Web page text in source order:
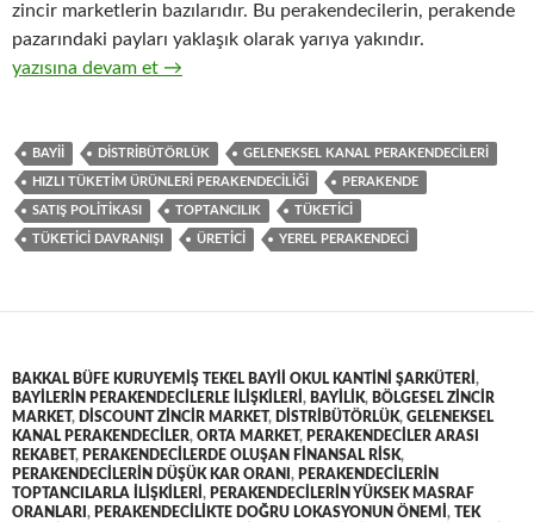
zincir marketlerin bazılarıdır. Bu perakendecilerin, perakende
pazarındaki payları yaklaşık olarak yarıya yakındır.
15-Üreticiler ve distribütörleri ile geleneksel kanal
yazısına devam et →
BAYII DISTRIBÜTÖRLÜK GELENEKSEL KANAL PERAKENDECILERI
HIZLI TÜKETIM ÜRÜNLERI PERAKENDECILIĞI PERAKENDE
SATIŞ POLITIKASI TOPTANCILIK TÜKETICI
TÜKETICI DAVRANIŞI ÜRETICI YEREL PERAKENDECI
BAKKAL BÜFE KURUYEMIŞ TEKEL BAYII OKUL KANTINI ŞARKÜTERI ,
BAYILERIN PERAKENDECILERLE ILIŞKILERI , BAYILIK, BÖLGESEL ZINCIR
MARKET, DISCOUNT ZINCIR MARKET, DISTRIBÜTÖRLÜK, GELENEKSEL
KANAL PERAKENDECILER, ORTA MARKET, PERAKENDECILER ARASI
REKABET, PERAKENDECILERDE OLUŞAN FINANSAL RISK,
PERAKENDECILERIN DÜŞÜK KAR ORANI , PERAKENDECILERIN
TOPTANCILARLA ILIŞKILERI , PERAKENDECILERIN YÜKSEK MASRAF
ORANLARI , PERAKENDECILIKTE DOĞRU LOKASYONUN ÖNEMI , TEK